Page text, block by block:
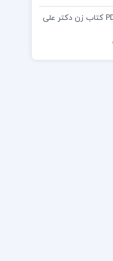
دانلود فایل PDF کتاب زن دکتر علی